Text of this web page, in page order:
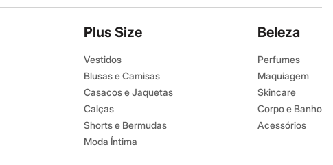
Plus Size
Vestidos
Blusas e Camisas
Casacos e Jaquetas
Calças
Shorts e Bermudas
Moda Íntima
Beleza
Perfumes
Maquiagem
Skincare
Corpo e Banho
Acessórios